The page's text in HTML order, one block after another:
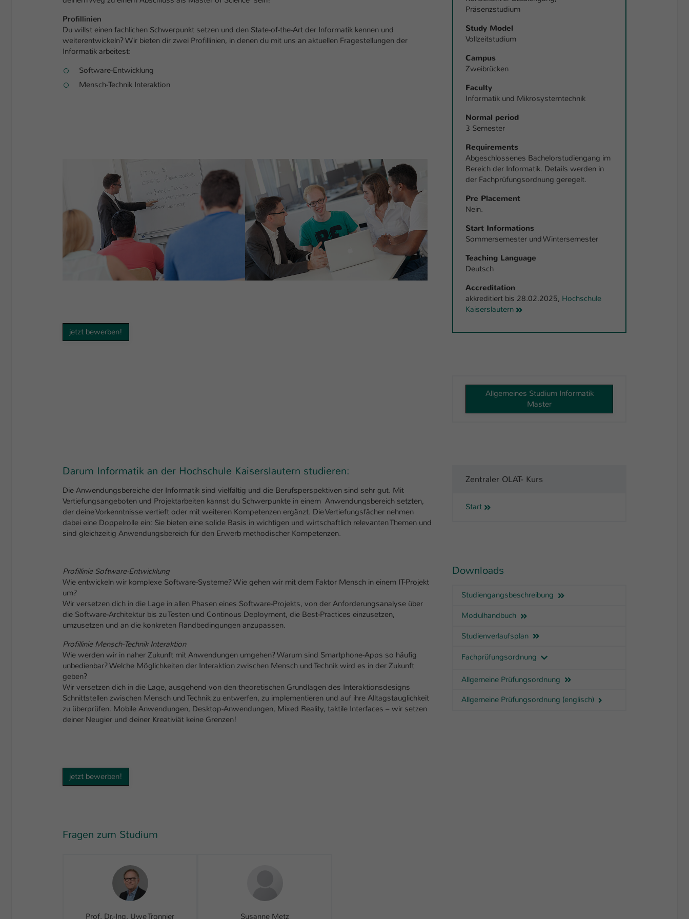
Profillinien
Du willst einen fachlichen Schwerpunkt setzen und den State-of-the-Art der Informatik kennen und
weiterentwickeln? Wir bieten dir zwei Profillinien, in denen du mit uns an aktuellen Fragestellungen der
Informatik arbeitest:
Software-Entwicklung
Mensch-Technik Interaktion
jetzt bewerben!
Präsenzstudium
Study Model
Vollzeitstudium
Campus
Zweibrücken
Faculty
Informatik und Mikrosystemtechnik
Normal period
3 Semester
Requirements
Abgeschlossenes Bachelorstudiengang im
Bereich der Informatik. Details werden in
der Fachprüfungsordnung geregelt.
Pre Placement
Nein.
Start Informations
Sommersemester und Wintersemester
Teaching Language
Deutsch
Accreditation
akkreditiert bis 28.02.2025, Hochschule
Kaiserslautern
Allgemeines Studium Informatik
Master
Darum Informatik an der Hochschule Kaiserslautern studieren:
Die Anwendungsbereiche der Informatik sind vielfältig und die Berufsperspektiven sind sehr gut. Mit
Vertiefungsangeboten und Projektarbeiten kannst du Schwerpunkte in einem Anwendungsbereich setzten,
der deine Vorkenntnisse vertieft oder mit weiteren Kompetenzen ergänzt. Die Vertiefungsfächer nehmen
dabei eine Doppelrolle ein: Sie bieten eine solide Basis in wichtigen und wirtschaftlich relevanten Themen und
sind gleichzeitig Anwendungsbereich für den Erwerb methodischer Kompetenzen.
Profillinie Software-Entwicklung
Wie entwickeln wir komplexe Software-Systeme? Wie gehen wir mit dem Faktor Mensch in einem IT-Projekt
um?
Wir versetzen dich in die Lage in allen Phasen eines Software-Projekts, von der Anforderungsanalyse über
die Software-Architektur bis zu Testen und Continous Deployment, die Best-Practices einzusetzen,
umzusetzen und an die konkreten Randbedingungen anzupassen.
Profillinie Mensch-Technik Interaktion
Wie werden wir in naher Zukunft mit Anwendungen umgehen? Warum sind Smartphone-Apps so häufig
unbedienbar? Welche Möglichkeiten der Interaktion zwischen Mensch und Technik wird es in der Zukunft
geben?
Wir versetzen dich in die Lage, ausgehend von den theoretischen Grundlagen des Interaktionsdesigns
Schnittstellen zwischen Mensch und Technik zu entwerfen, zu implementieren und auf ihre Alltagstauglichkeit
zu überprüfen. Mobile Anwendungen, Desktop-Anwendungen, Mixed Reality, taktile Interfaces – wir setzen
deiner Neugier und deiner Kreativiät keine Grenzen!
Zentraler OLAT- Kurs
Start
Downloads
Studiengangsbeschreibung
Modulhandbuch
Studienverlaufsplan
Fachprüfungsordnung
Allgemeine Prüfungsordnung
Allgemeine Prüfungsordnung (englisch)
jetzt bewerben!
Fragen zum Studium
Prof. Dr.-Ing. Uwe Tronnier Susanne Metz
fe_typo_user / PHPSESSID
ihm Zugang zu geschützten Bereichen gewährt.
Name be_typo_user
Anbieter TYPO3
Laufzeit 1 Tag
Zweck
Dieser Cookie teilt der Webseite mit, ob ein
Besucher im Typo3-Backend angemeldet ist und
Rechte besitzt diese zu verwalten.